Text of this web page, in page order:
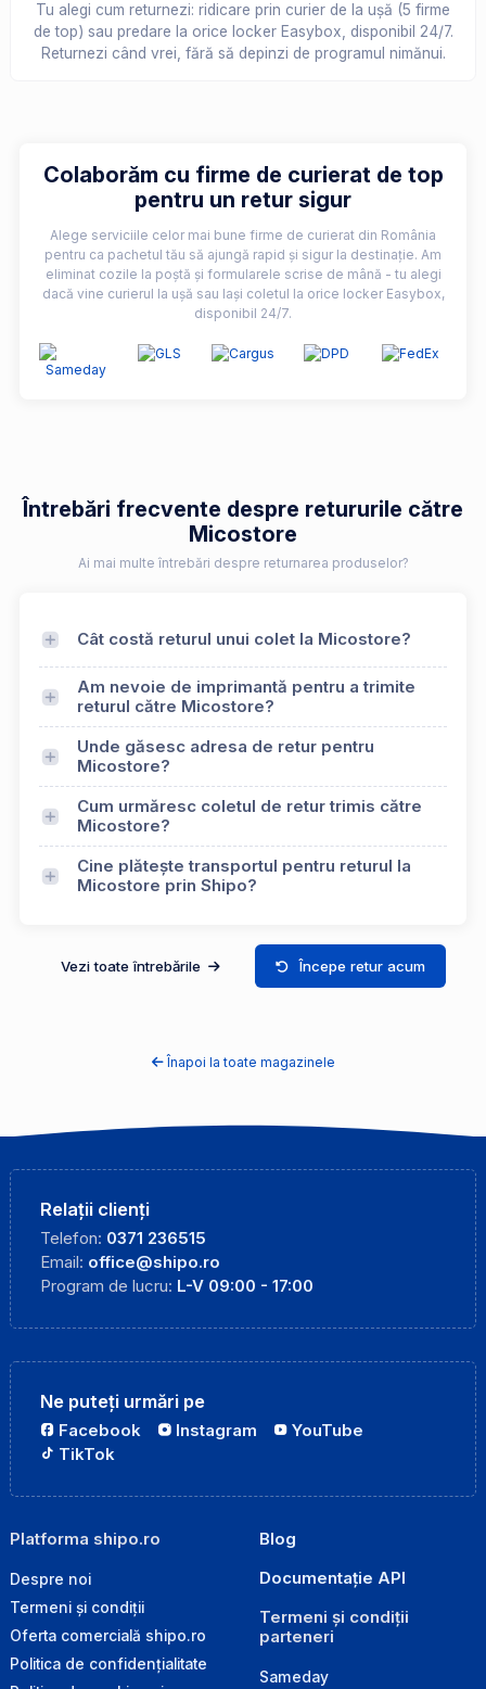
Tu alegi cum returnezi: ridicare prin curier de la ușă (5 firme
de top) sau predare la orice locker Easybox, disponibil 24/7.
Returnezi când vrei, fără să depinzi de programul nimănui.
Colaborăm cu firme de curierat de top
pentru un retur sigur
Alege serviciile celor mai bune firme de curierat din România
pentru ca pachetul tău să ajungă rapid și sigur la destinație. Am
eliminat cozile la poștă și formularele scrise de mână - tu alegi
dacă vine curierul la ușă sau lași coletul la orice locker Easybox,
disponibil 24/7.
Întrebări frecvente despre retururile către
Micostore
Ai mai multe întrebări despre returnarea produselor?
Cât costă returul unui colet la Micostore?
Am nevoie de imprimantă pentru a trimite
returul către Micostore?
Unde găsesc adresa de retur pentru
Micostore?
Cum urmăresc coletul de retur trimis către
Micostore?
Cine plătește transportul pentru returul la
Micostore prin Shipo?
Vezi toate întrebările Începe retur acum
Înapoi la toate magazinele
Relații clienți
Telefon: 0371 236515
Email: office@shipo.ro
Program de lucru: L-V 09:00 - 17:00
Ne puteți urmări pe
Facebook Instagram
YouTube
TikTok
Platforma shipo.ro
Despre noi
Termeni și condiții
Oferta comercială shipo.ro
Politica de confidențialitate
Blog
Documentație API
Termeni și condiții
parteneri
Sameday